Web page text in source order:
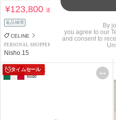
¥123,800送料込
返品補償
CELINE
PERSONAL SHOPPER
Nisho.15
タイムセール